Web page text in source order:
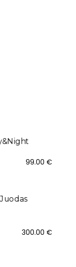
99.00 €
300.00 €